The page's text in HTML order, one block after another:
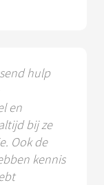
hulp
en
bij ze
Ook de
kennis